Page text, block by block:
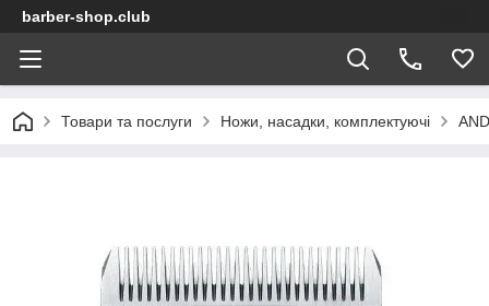
barber-shop.club
Товари та послуги Ножи, насадки, комплектуючі